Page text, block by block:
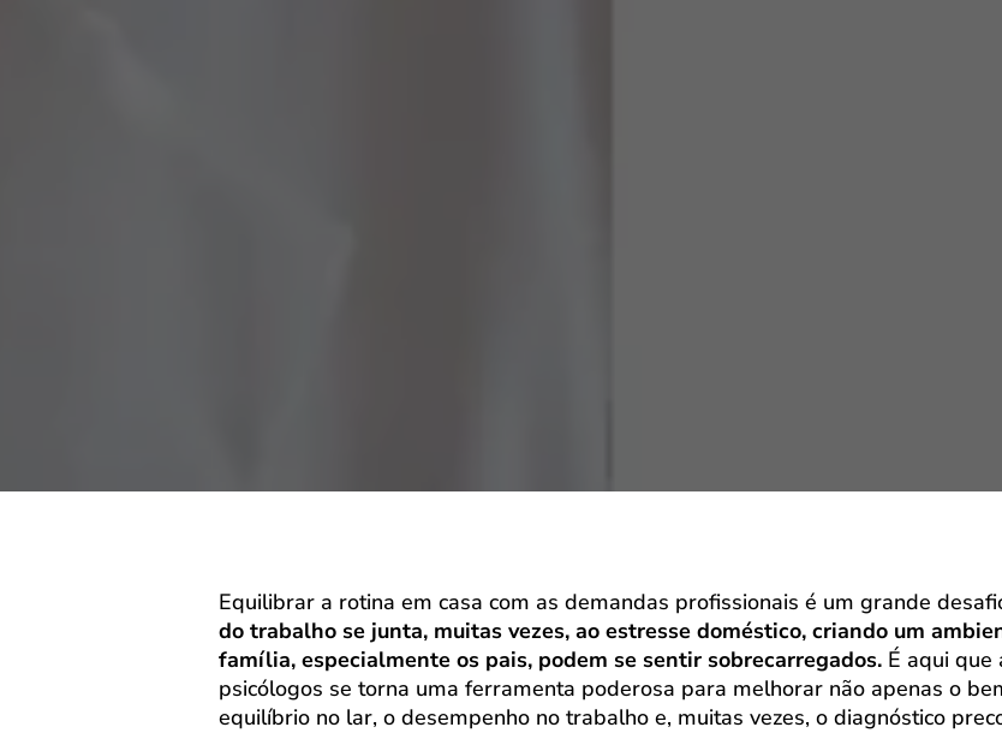
Equilibrar a rotina em casa com as demandas profissionais é um grande
do trabalho se junta, muitas vezes, ao estresse doméstico, criando um
família, especialmente os pais, podem se sentir sobrecarregados. É aqui que
psicólogos se torna uma ferramenta poderosa para melhorar não apenas o
equilíbrio no lar, o desempenho no trabalho e, muitas vezes, o diagnóstico